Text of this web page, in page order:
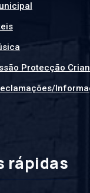
Protecção
rápidas